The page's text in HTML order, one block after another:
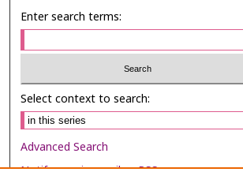
Enter search terms:
Select context to search:
Advanced Search
Notify me via email orRSS